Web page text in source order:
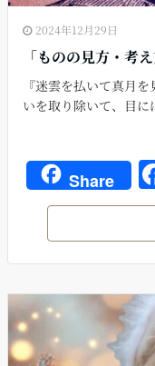
2024年12月29日
「ものの見方・考
『迷雲を払いて真月
いを取り除いて、目に
Share